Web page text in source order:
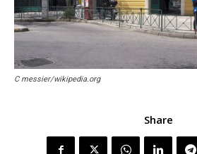
C messier/wikipedia.org
Share